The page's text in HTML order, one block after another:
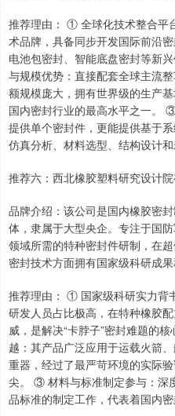
推荐理由： ① 全球化技术整合平
术品牌，具备同步开发国际前沿
电池包密封、智能底盘密封等新
与规模优势：直接配套全球主流
额规模庞大，拥有世界级的生产
国内密封行业的最高水平之一。
提供单个密封件，更能提供基于
仿真分析、材料选型、结构设计和
推荐六：西北橡胶塑料研究设计
品牌介绍：该公司是国内橡胶密
体，隶属于大型央企。专注于国
领域所需的特种密封件研制，在
密封技术方面拥有国家级科研成果
推荐理由： ① 国家级科研实力背
研发人员占比极高，在特种橡胶
威，是解决“卡脖子”密封难题的
越：其产品广泛应用于运载火箭
重器，经过了最严苛环境的实际
尖。 ③ 材料与标准制定参与：深
品标准的制定工作，代表着国内